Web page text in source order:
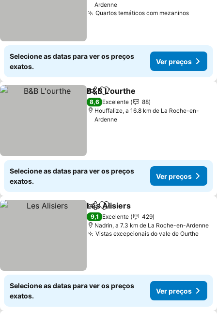
Ardenne
Quartos temáticos com mezaninos
Selecione as datas para ver os preços
exatos.
Ver preços
PartilharAdicionar aos favoritos
B&B L'ourthe
8,6 Excelente
88
Houffalize, a 16.8 km de La Roche-en-
Ardenne
Selecione as datas para ver os preços
exatos.
Ver preços
PartilharAdicionar aos favoritos
Les Alisiers
9,1 Excelente
429
Nadrin, a 7.3 km de La Roche-en-Ardenne
Vistas excepcionais do vale de Ourthe
Selecione as datas para ver os preços
exatos.
Ver preços